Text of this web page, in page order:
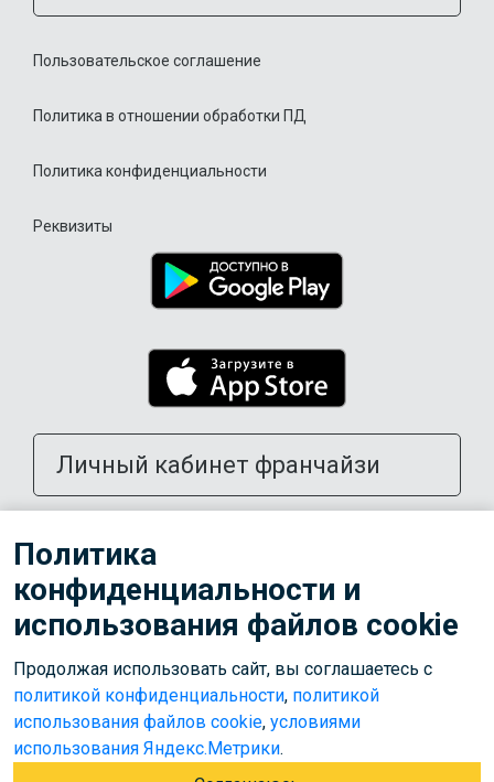
Пользовательское соглашение
Политика в отношении обработки ПД
Политика конфиденциальности
Реквизиты
Личный кабинет франчайзи
Тренерам
© 2026 ООО «Лига»
Используем cookies для корректной работы сайта,
персонализации пользователей и других целей, предусмотренных
политикой обработки персональных данных
Политика
конфиденциальности и
использования файлов cookie
Продолжая использовать сайт, вы соглашаетесь с
политикой конфиденциальности, политикой
использования файлов cookie, условиями
использования Яндекс.Метрики.